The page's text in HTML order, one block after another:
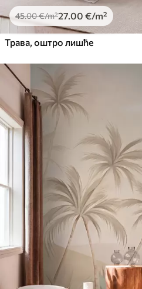
45.00€/m²27.00 €/m²
Трава, оштро лишће